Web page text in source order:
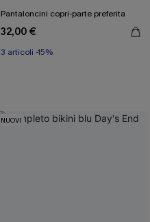
Pantaloncini copri-parte preferita
32,00 €
3 articoli -15%
NUOVI